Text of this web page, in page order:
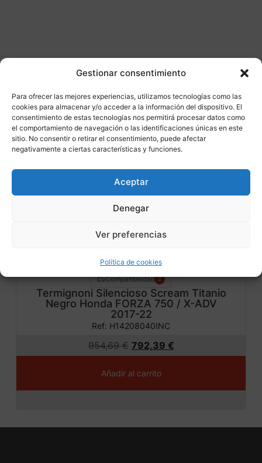
Gestionar consentimiento
Para ofrecer las mejores experiencias, utilizamos tecnologías como las
cookies para almacenar y/o acceder a la información del dispositivo. El
consentimiento de estas tecnologías nos permitirá procesar datos como
el comportamiento de navegación o las identificaciones únicas en este
sitio. No consentir o retirar el consentimiento, puede afectar
negativamente a ciertas características y funciones.
Aceptar
Denegar
Ver preferencias
Política de cookies
Otros productos
DISPONIBLE ENVÍO GRATIS 24/48H
Compatibilidad 2
Termignoni Silencioso Scream Titanio
Negro Honda FORZA 750 / X-ADV
2017-22
Ref: H14208040INC
954,69€ 792,39 €
Añadir al carrito